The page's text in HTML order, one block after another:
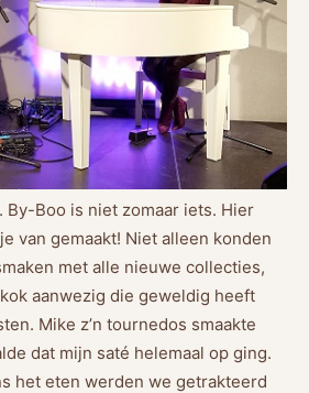
By-Boo is niet zomaar iets. Hier
van gemaakt! Niet alleen konden
met alle nieuwe collecties,
aanwezig die geweldig heeft
Mike z’n tournedos smaakte
dat mijn saté helemaal op ging.
het eten werden we getrakteerd